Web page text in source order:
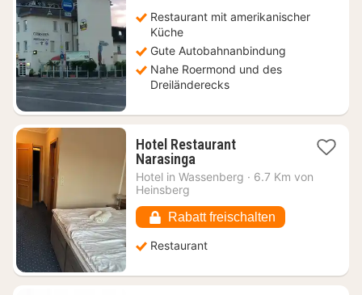
€
Restaurant mit amerikanischer
Küche
Gute Autobahnanbindung
Nahe Roermond und des
Dreiländerecks
Hotel Restaurant
Narasinga1
Nacht
€
Hotel in Wassenberg · 6.7 Km von
Heinsberg
Rabatt freischalten
Restaurant